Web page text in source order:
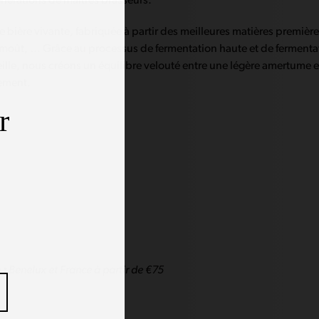
bière vivante, fabriquée à partir des meilleures matières
… Grâce au processus de fermentation haute et de
nous créons un équilibre velouté entre une légère amertume
:Benelux et France à partir de €75